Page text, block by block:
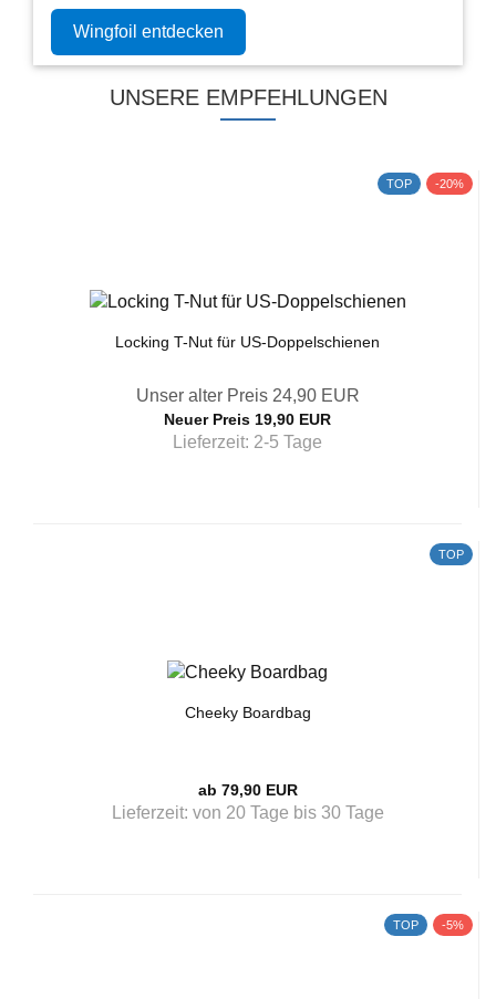
Wingfoil entdecken
UNSERE EMPFEHLUNGEN
TOP -20%
Locking T-Nut für US-Doppelschienen
Unser alter Preis 24,90 EUR
Neuer Preis 19,90 EUR
Lieferzeit: 2-5 Tage
TOP
Cheeky Boardbag
ab 79,90 EUR
Lieferzeit: von 20 Tage bis 30 Tage
TOP -5%